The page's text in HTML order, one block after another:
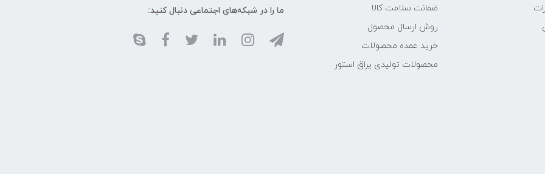
ضمانت سلامت کالا
روش ارسال محصول
خرید عمده محصولات
محصولات تولیدی یراق استور
ما را در شبکه‌های اجتماعی دنبال کنید: